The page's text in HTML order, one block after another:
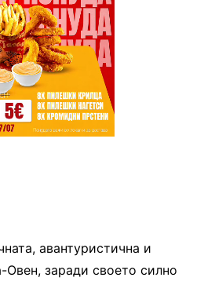
авантуристична и
Овен, заради своето силно